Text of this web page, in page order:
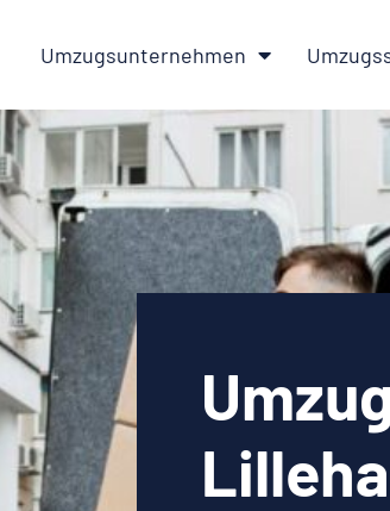
Umzugsunternehmen